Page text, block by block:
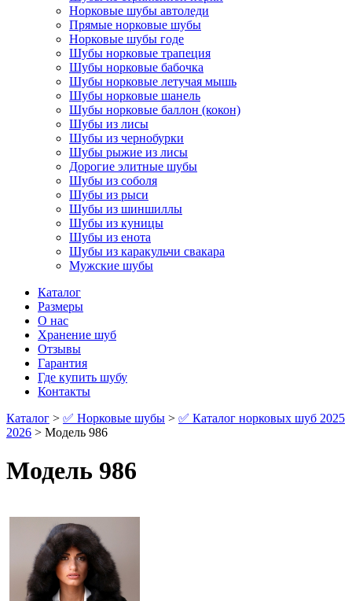
Норковые шубы автоледи
Прямые норковые шубы
Норковые шубы годе
Шубы норковые трапеция
Шубы норковые бабочка
Шубы норковые летучая мышь
Шубы норковые шанель
Шубы норковые баллон (кокон)
Шубы из лисы
Шубы из чернобурки
Шубы рыжие из лисы
Дорогие элитные шубы
Шубы из соболя
Шубы из рыси
Шубы из шиншиллы
Шубы из куницы
Шубы из енота
Шубы из каракульчи свакара
Мужские шубы
Каталог
Размеры
О нас
Хранение шуб
Отзывы
Гарантия
Где купить шубу
Контакты
Каталог > ✅ Норковые шубы > ✅ Каталог норковых шуб 2025
2026 > Модель 986
Модель 986